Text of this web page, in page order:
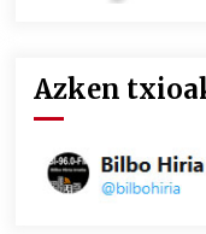
Azken